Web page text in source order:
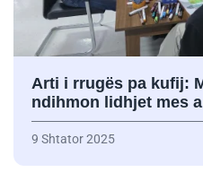
Arti i rrugës pa kufij:
ndihmon lidhjet mes
9 Shtator 2025